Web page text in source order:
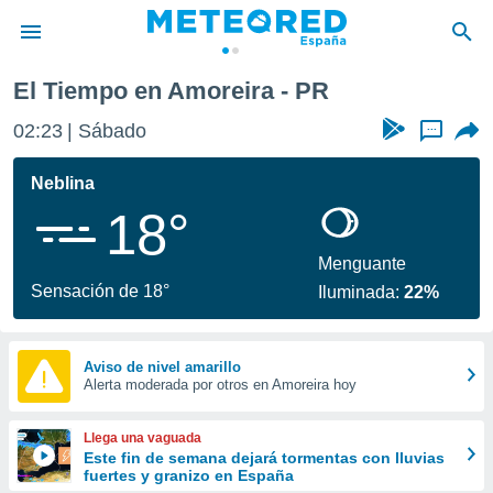
de
por
que se
a este
las
y
forma
digital
basada
El Tiempo en Amoreira - PR
02:23 Sábado ...
Neblina
18°
Sensación de 18°
Menguante
Iluminada:22%
Aviso de nivel amarillo
Alerta moderada por otros en Amoreira hoy
Llega una vaguada
Este fin de semana dejará tormentas con lluvias
fuertes y granizo en España